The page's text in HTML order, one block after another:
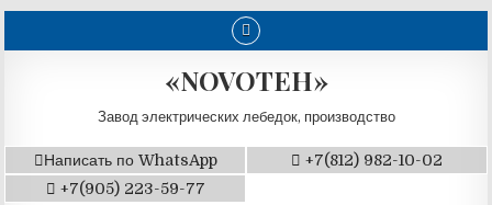
«NOVOTEH»
Завод электрических лебедок, производство
Написать по WhatsApp
+7(812) 982-10-02
+7(905) 223-59-77